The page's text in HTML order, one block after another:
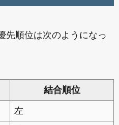
先順位は次のようになっ
結合順位
左